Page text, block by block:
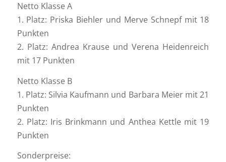
Netto Klasse A
1. Platz: Priska Biehler und Merve Schnepf mit 18
Punkten
2. Platz: Andrea Krause und Verena Heidenreich
mit 17 Punkten
Netto Klasse B
1. Platz: Silvia Kaufmann und Barbara Meier mit 21
Punkten
2. Platz: Iris Brinkmann und Anthea Kettle mit 19
Punkten
Sonderpreise: